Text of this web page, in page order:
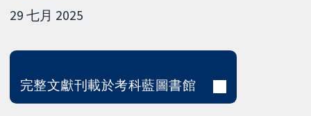
29 七月 2025
完整文獻刊載於考科藍圖書館